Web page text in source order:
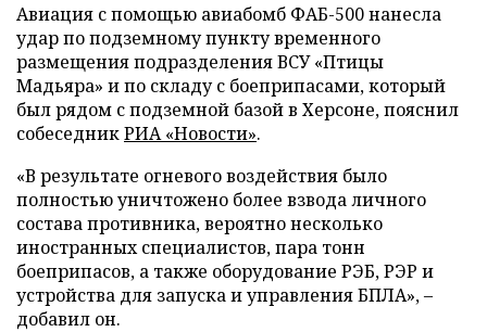
Авиация с помощью авиабомб ФАБ-500 нанесла
удар по подземному пункту временного
размещения подразделения ВСУ «Птицы
Мадьяра» и по складу с боеприпасами, который
был рядом с подземной базой в Херсоне, пояснил
собеседникРИА «Новости».
«В результате огневого воздействия было
полностью уничтожено более взвода личного
состава противника, вероятно несколько
иностранных специалистов, пара тонн
боеприпасов, а также оборудование РЭБ, РЭР и
устройства для запуска и управления БПЛА», –
добавил он.